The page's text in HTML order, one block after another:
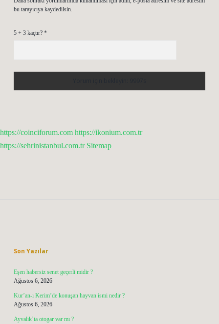
bu tarayıcıya kaydedilsin.
5 + 3 kaçtır? *
https://coinciforum.com https://ikonium.com.tr
https://sehrinistanbul.com.tr Sitemap
Son Yazılar
Eşen habersiz senet geçerli midir ?
Ağustos 6, 2026
Kur’an-ı Kerim’de konuşan hayvan ismi nedir ?
Ağustos 6, 2026
Ayvalık’ta otogar var mı ?